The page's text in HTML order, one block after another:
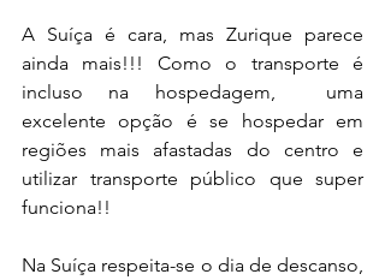
A Suíça é cara, mas Zurique parece
ainda mais!!! Como o transporte é
incluso na hospedagem,  uma
excelente opção é se hospedar em
regiões mais afastadas do centro e
utilizar transporte público que super
funciona!!
Na Suíça respeita-se o dia de descanso,